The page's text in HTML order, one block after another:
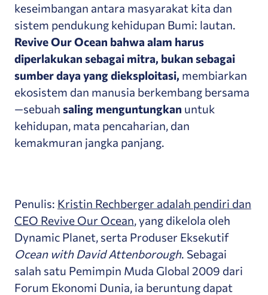
keseimbangan antara masyarakat kita dan
sistem pendukung kehidupan Bumi: lautan.
Revive Our Ocean bahwa alam harus
diperlakukan sebagai mitra, bukan sebagai
sumber daya yang dieksploitasi, membiarkan
ekosistem dan manusia berkembang bersama
—sebuah saling menguntungkan untuk
kehidupan, mata pencaharian, dan
kemakmuran jangka panjang.
Penulis: Kristin Rechberger adalah pendiri dan
CEO Revive Our Ocean, yang dikelola oleh
Dynamic Planet, serta Produser Eksekutif
Ocean with David Attenborough. Sebagai
salah satu Pemimpin Muda Global 2009 dari
Forum Ekonomi Dunia, ia beruntung dapat